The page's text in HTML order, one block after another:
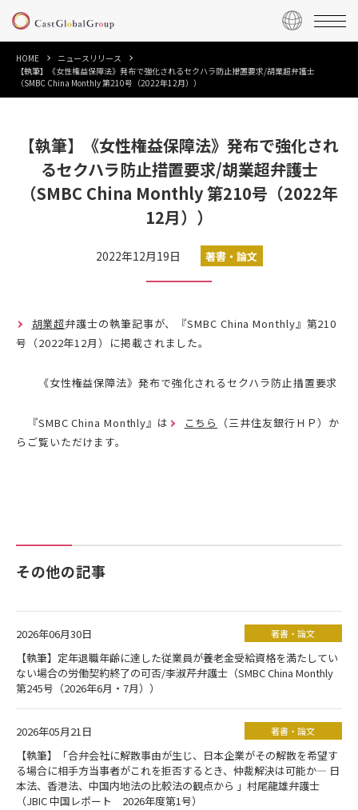
HOME
ニュースリリース
【執筆】《女性権益保障法》発布で強化されるセクハラ防止措置要求/胡業超弁護士
（SMBC China Monthly 第210号（2022年12月））
【執筆】《女性権益保障法》発布で強化され
るセクハラ防止措置要求/胡業超弁護士
（SMBC China Monthly 第210号（2022年
12月））
2022年12月19日 著書・論文
胡業超弁護士の執筆記事が、『SMBC China Monthly』第210
号（2022年12月）に掲載されました。
《女性権益保障法》発布で強化されるセクハラ防止措置要求
『SMBC China Monthly』は こちら
（三井住友銀行ＨＰ）か
らご覧いただけます。
その他の記事
2026年06月30日 著書・論文
【執筆】定年退職年齢に達した従業員が養老金受給資格を満たしてい
ない場合の労働契約終了の可否/李淑芹弁護士（SMBC China Monthly
第245号（2026年6月・7月））
2026年05月21日 著書・論文
【執筆】「合弁会社に解散事由が生じ、日本企業がその解散を希望す
る場合に相手方当事者がこれを拒否するとき、仲裁解決は可能か― 日
本法、香港法、中国内地法の比較法の観点から 」村尾龍雄弁護士
（JBIC 中国レポート 2026年度第1号）